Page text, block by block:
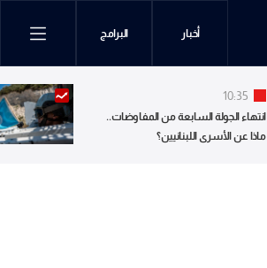
أخبار البرامج
10:35
انتهاء الجولة السابعة من المفاوضات..
ماذا عن الأسرى اللبنانيين؟